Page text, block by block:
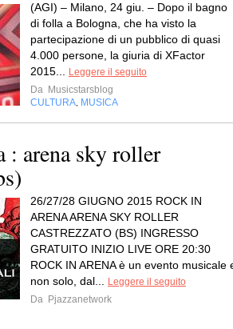
(AGI) – Milano, 24 giu. – Dopo il bagno
di folla a Bologna, che ha visto la
partecipazione di un pubblico di quasi
4.000 persone, la giuria di XFactor
2015... Leggere il seguito
Da Musicstarsblog
CULTURA, MUSICA
: arena sky roller
26/27/28 GIUGNO 2015 ROCK IN
ARENA ARENA SKY ROLLER
CASTREZZATO (BS) INGRESSO
GRATUITO INIZIO LIVE ORE 20:30
ROCK IN ARENA è un evento musicale
non solo, dal... Leggere il seguito
Da Pjazzanetwork